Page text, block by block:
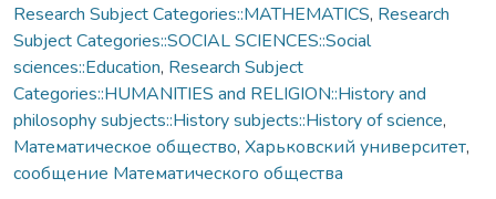
Research Subject Categories::MATHEMATICS, Research
Subject Categories::SOCIAL SCIENCES::Social
sciences::Education, Research Subject
Categories::HUMANITIES and RELIGION::History and
philosophy subjects::History subjects::History of science,
Математическое общество, Харьковский университет,
сообщение Математического общества